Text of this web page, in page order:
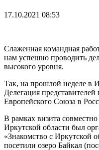
17.10.2021 08:53
Слаженная командная
нам успешно проводить
высокого уровня.
Так, на прошлой неделе в
Делегация представителей
Европейского Союза в
В рамках визита
Иркутской области был
«Знакомство с Иркутской
посетили озеро Байкал